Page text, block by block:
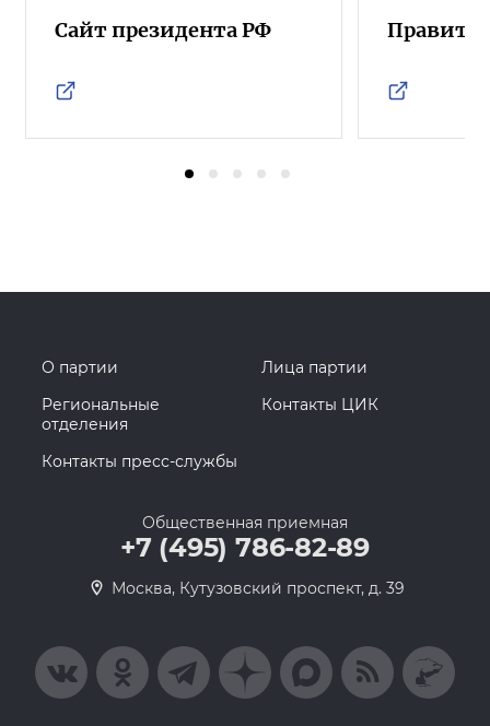
Сайт президента РФ
О партии
Лица партии
Региональные
отделения
Контакты ЦИК
Контакты пресс-службы
Общественная приемная
+7 (495) 786-82-89
Москва, Кутузовский проспект, д. 39